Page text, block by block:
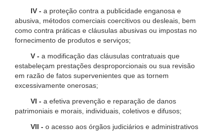
IV - a proteção contra a publicidade enganosa e
abusiva, métodos comerciais coercitivos ou desleais, bem
como contra práticas e cláusulas abusivas ou impostas no
fornecimento de produtos e serviços;
V - a modificação das cláusulas contratuais que
estabeleçam prestações desproporcionais ou sua revisão
em razão de fatos supervenientes que as tornem
excessivamente onerosas;
VI - a efetiva prevenção e reparação de danos
patrimoniais e morais, individuais, coletivos e difusos;
VII - o acesso aos órgãos judiciários e administrativos